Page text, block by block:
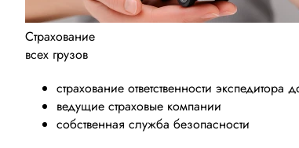
Страхование
всех грузов
страхование ответственности
ведущие страховые компании
собственная служба безопасности